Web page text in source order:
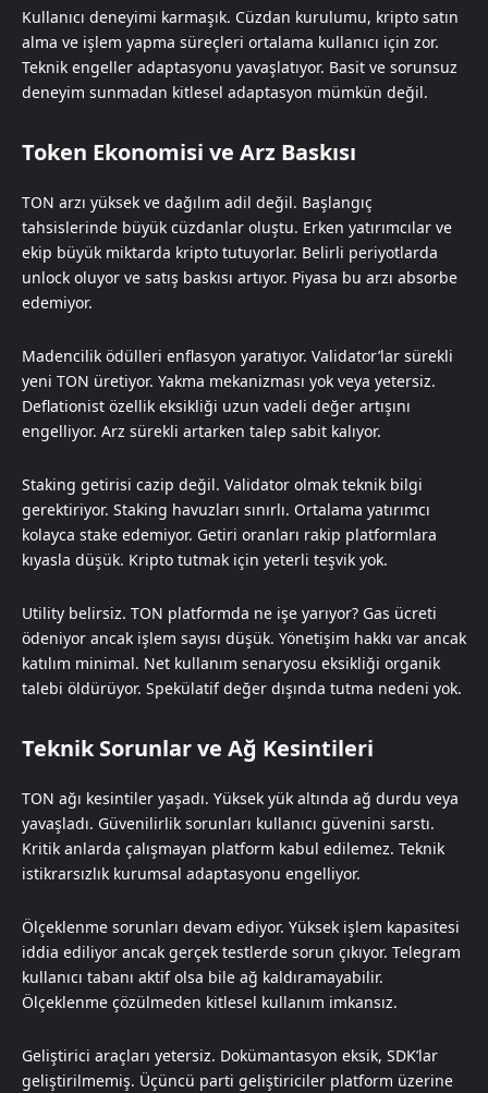
Kullanıcı deneyimi karmaşık. Cüzdan kurulumu, kripto satın
alma ve işlem yapma süreçleri ortalama kullanıcı için zor.
Teknik engeller adaptasyonu yavaşlatıyor. Basit ve sorunsuz
deneyim sunmadan kitlesel adaptasyon mümkün değil.
Token Ekonomisi ve Arz Baskısı
TON arzı yüksek ve dağılım adil değil. Başlangıç
tahsislerinde büyük cüzdanlar oluştu. Erken yatırımcılar ve
ekip büyük miktarda kripto tutuyorlar. Belirli periyotlarda
unlock oluyor ve satış baskısı artıyor. Piyasa bu arzı absorbe
edemiyor.
Madencilik ödülleri enflasyon yaratıyor. Validator’lar sürekli
yeni TON üretiyor. Yakma mekanizması yok veya yetersiz.
Deflationist özellik eksikliği uzun vadeli değer artışını
engelliyor. Arz sürekli artarken talep sabit kalıyor.
Staking getirisi cazip değil. Validator olmak teknik bilgi
gerektiriyor. Staking havuzları sınırlı. Ortalama yatırımcı
kolayca stake edemiyor. Getiri oranları rakip platformlara
kıyasla düşük. Kripto tutmak için yeterli teşvik yok.
Utility belirsiz. TON platformda ne işe yarıyor? Gas ücreti
ödeniyor ancak işlem sayısı düşük. Yönetişim hakkı var ancak
katılım minimal. Net kullanım senaryosu eksikliği organik
talebi öldürüyor. Spekülatif değer dışında tutma nedeni yok.
Teknik Sorunlar ve Ağ Kesintileri
TON ağı kesintiler yaşadı. Yüksek yük altında ağ durdu veya
yavaşladı. Güvenilirlik sorunları kullanıcı güvenini sarstı.
Kritik anlarda çalışmayan platform kabul edilemez. Teknik
istikrarsızlık kurumsal adaptasyonu engelliyor.
Ölçeklenme sorunları devam ediyor. Yüksek işlem kapasitesi
iddia ediliyor ancak gerçek testlerde sorun çıkıyor. Telegram
kullanıcı tabanı aktif olsa bile ağ kaldıramayabilir.
Ölçeklenme çözülmeden kitlesel kullanım imkansız.
Geliştirici araçları yetersiz. Dokümantasyon eksik, SDK’lar
geliştirilmemiş. Üçüncü parti geliştiriciler platform üzerine